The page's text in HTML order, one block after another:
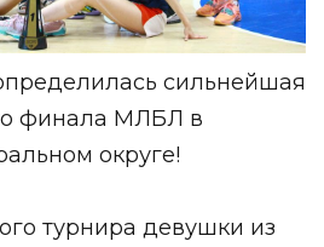
сильнейшая
финала МЛБЛ в
округе!
турнира девушки из